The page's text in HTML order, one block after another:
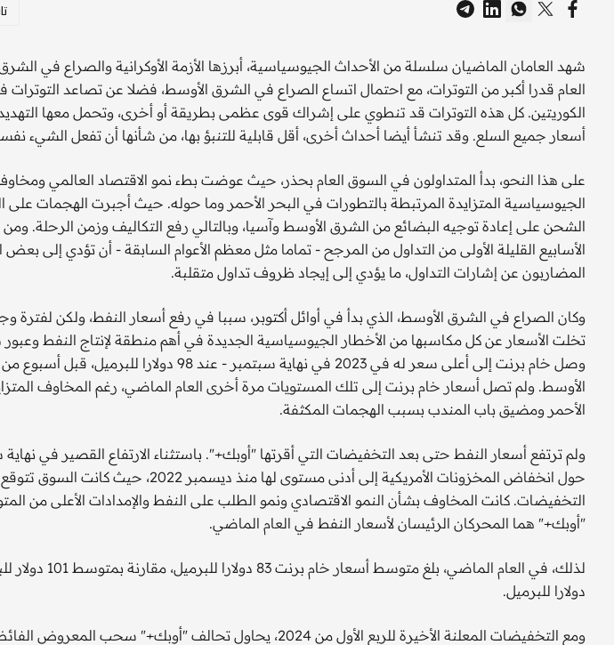
شهد العامان الماضيان سلسلة من الأحداث الجيوسياسية، أبرزها الأزمة الأوكرانية والصراع في
العام قدرا أكبر من التوترات، مع احتمال اتساع الصراع في الشرق الأوسط، فضلا عن تصاعد التوترات
الكوريتين. كل هذه التوترات قد تنطوي على إشراك قوى عظمى بطريقة أو أخرى، وتحمل معها
أسعار جميع السلع. وقد تنشأ أيضا أحداث أخرى، أقل قابلية للتنبؤ بها، من شأنها أن تفعل الشيء
على هذا النحو، بدأ المتداولون في السوق العام بحذر، حيث عوضت بطء نمو الاقتصاد العالمي
الجيوسياسية المتزايدة المرتبطة بالتطورات في البحر الأحمر وما حوله. حيث أجبرت الهجمات على
الشحن على إعادة توجيه البضائع من الشرق الأوسط وآسيا، وبالتالي رفع التكاليف وزمن الرحلة. ومن
الأسابيع القليلة الأولى من التداول من المرجح - تماما مثل معظم الأعوام السابقة - أن تؤدي إلى
المضاربون عن إشارات التداول، ما يؤدي إلى إيجاد ظروف تداول متقلبة.
وكان الصراع في الشرق الأوسط، الذي بدأ في أوائل أكتوبر، سببا في رفع أسعار النفط، ولكن
تخلت الأسعار عن كل مكاسبها من الأخطار الجيوسياسية الجديدة في أهم منطقة لإنتاج النفط
وصل خام برنت إلى أعلى سعر له في 2023 في نهاية سبتمبر - عند 98
الأوسط. ولم تصل أسعار خام برنت إلى تلك المستويات مرة أخرى العام الماضي، رغم المخاوف
الأحمر ومضيق باب المندب بسبب الهجمات المكثفة.
ولم ترتفع أسعار النفط حتى بعد التخفيضات التي أقرتها "أوبك+". باستثناء الارتفاع القصير في
حول انخفاض المخزونات الأمريكية إلى أدنى مستوى لها منذ
التخفيضات. كانت المخاوف بشأن النمو الاقتصادي ونمو الطلب على النفط والإمدادات الأعلى من
"أوبك+" هما المحركان الرئيسان لأسعار النفط في العام الماضي.
دولارا للبرميل.
ومع التخفيضات المعلنة الأخيرة للربع الأول من 2024، يحاول تحالف "أوبك+"